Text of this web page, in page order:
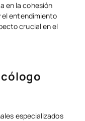
en la cohesión
entendimiento
crucial en el
especializados